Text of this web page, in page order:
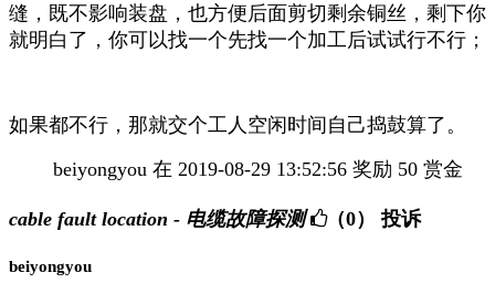
缝，既不影响装盘，也方便后面剪切剩余铜丝，剩下你
就明白了，你可以找一个先找一个加工后试试行不行；
如果都不行，那就交个工人空闲时间自己捣鼓算了。
beiyongyou 在 2019-08-29 13:52:56 奖励 50 赏金
cable fault location - 电缆故障探测 （0） 投诉
beiyongyou